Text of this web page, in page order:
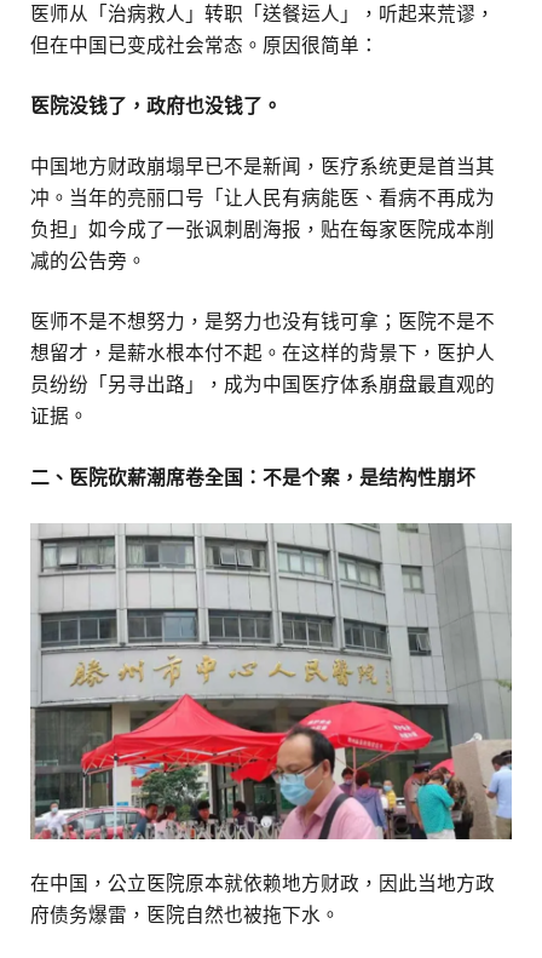
医师从「治病救人」转职「送餐运人」，听起来荒谬，
但在中国已变成社会常态。原因很简单：
医院没钱了，政府也没钱了。
中国地方财政崩塌早已不是新闻，医疗系统更是首当其
冲。当年的亮丽口号「让人民有病能医、看病不再成为
负担」如今成了一张讽刺剧海报，贴在每家医院成本削
减的公告旁。
医师不是不想努力，是努力也没有钱可拿；医院不是不
想留才，是薪水根本付不起。在这样的背景下，医护人
员纷纷「另寻出路」，成为中国医疗体系崩盘最直观的
证据。
二、医院砍薪潮席卷全国：不是个案，是结构性崩坏
在中国，公立医院原本就依赖地方财政，因此当地方政
府债务爆雷，医院自然也被拖下水。